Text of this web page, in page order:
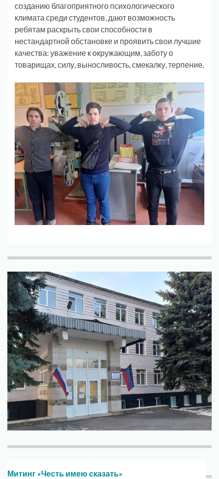
созданию благоприятного психологического
климата среди студентов, дают возможность
ребятам раскрыть свои способности в
нестандартной обстановке и проявить свои лучшие
качества: уважение к окружающим, заботу о
товарищах, силу, выносливость, смекалку, терпение.
Митинг «Честь имею сказать»